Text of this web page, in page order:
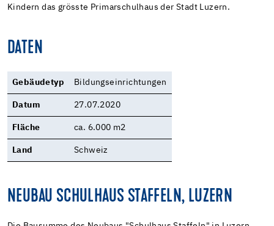
Kindern das grösste Primarschulhaus der Stadt Luzern.
DATEN
Gebäudetyp Bildungseinrichtungen
Datum 27.07.2020
Fläche ca. 6.000 m2
Land Schweiz
NEUBAU SCHULHAUS STAFFELN, LUZERN